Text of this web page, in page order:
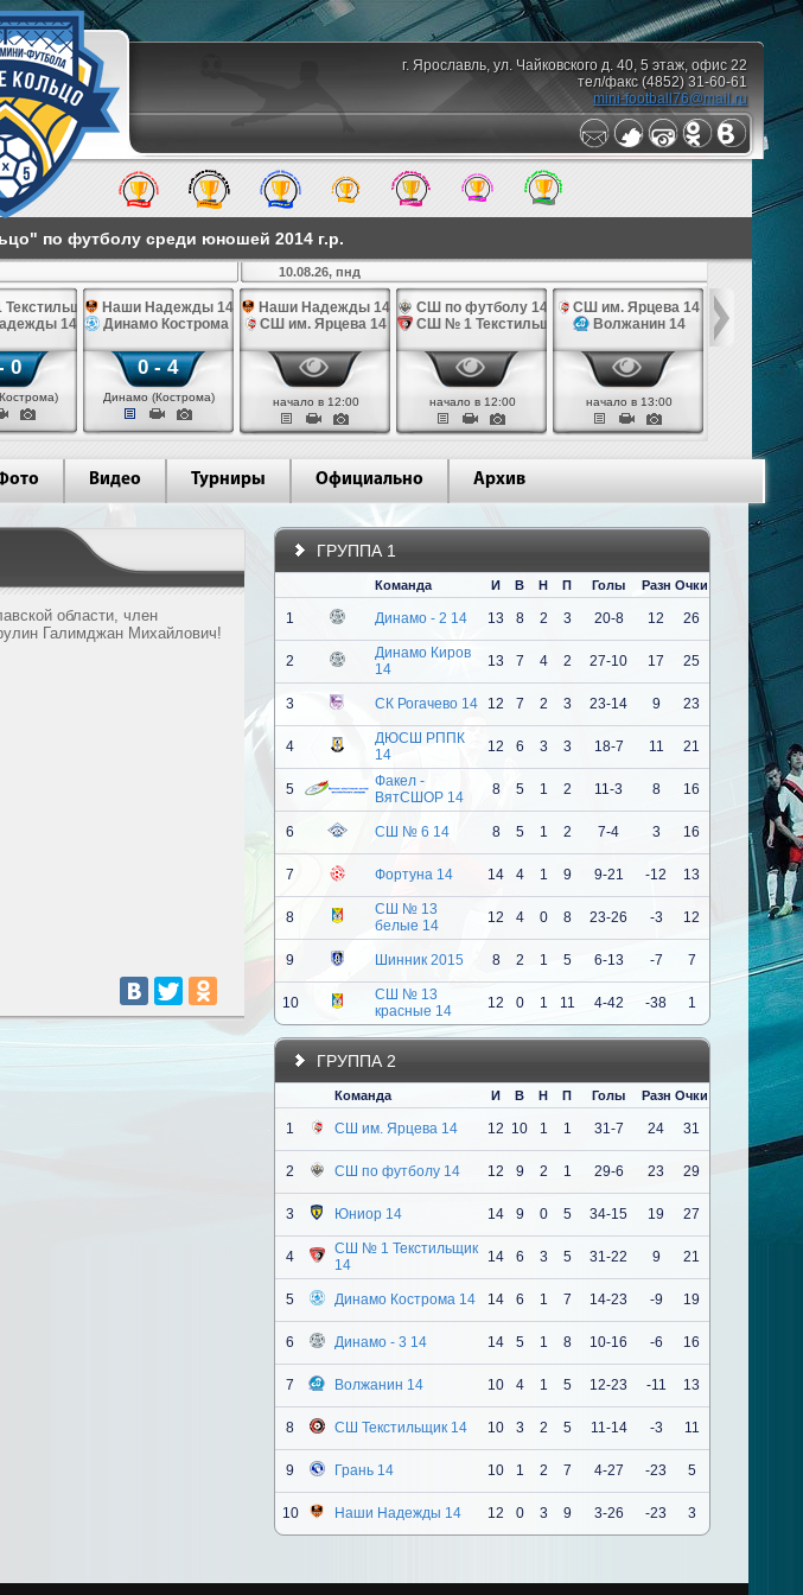
г. Ярославль, ул. Чайковского д. 40, 5 этаж, офис 22
тел/факс (4852) 31-60-61
mini-football76@mail.ru
по футболу среди юношей 2014 г.р.
14
14
0
Наши Надежды 14
Динамо Кострома 14
0 - 4
Динамо (Кострома)
10.08.26, пнд
Наши Надежды 14
СШ им. Ярцева 14
начало в 12:00
СШ по футболу 14
СШ № 1 Текстильщик 14
начало в 12:00
СШ им. Ярцева 14
Волжанин 14
начало в 13:00
Видео Турниры Официально Архив
области, член
Галимджан Михайлович!
ГРУППА 1
Команда И В Н П Голы Разн Очки
1 Динамо - 2 14 13 8 2 3 20-8 12 26
2
Динамо Киров
14
13 7 4 2 27-10 17 25
3 СК Рогачево 14 12 7 2 3 23-14 9 23
4
ДЮСШ РППК
14
12 6 3 3 18-7 11 21
5
Факел -
ВятСШОР 14
8 5 1 2 11-3 8 16
6 СШ № 6 14 8 5 1 2 7-4 3 16
7 Фортуна 14 14 4 1 9 9-21 -12 13
8
СШ № 13
белые 14
12 4 0 8 23-26 -3 12
9 Шинник 2015 8 2 1 5 6-13 -7 7
10
СШ № 13
красные 14
12 0 1 11 4-42 -38 1
ГРУППА 2
Команда И В Н П Голы Разн Очки
1 СШ им. Ярцева 14 12 10 1 1 31-7 24 31
2 СШ по футболу 14 12 9 2 1 29-6 23 29
3 Юниор 14 14 9 0 5 34-15 19 27
4
СШ № 1 Текстильщик
14
14 6 3 5 31-22 9 21
5 Динамо Кострома 14 14 6 1 7 14-23 -9 19
6 Динамо - 3 14 14 5 1 8 10-16 -6 16
7 Волжанин 14 10 4 1 5 12-23 -11 13
8 СШ Текстильщик 14 10 3 2 5 11-14 -3 11
9 Грань 14 10 1 2 7 4-27 -23 5
10 Наши Надежды 14 12 0 3 9 3-26 -23 3